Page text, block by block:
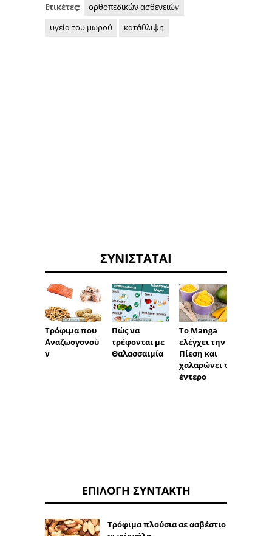
Ετικέτες:
ορθοπεδικών ασθενειών
υγεία του μωρού
κατάθλιψη
ΣΥΝΙΣΤΆΤΑΙ
Τρόφιμα που
Αναζωογονού
ν
Πώς να
τρέφονται με
Θαλασσαιμία
Το Manga
ελέγχει την
Πίεση και
χαλαρώνει το
έντερο
ΕΠΙΛΟΓΉ ΣΥΝΤΆΚΤΗ
Τρόφιμα πλούσια σε ασβέστιο